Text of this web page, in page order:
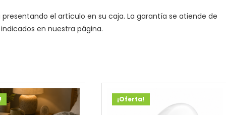
el artículo en su caja. La garantía se atiende de
en nuestra página.
¡Oferta!